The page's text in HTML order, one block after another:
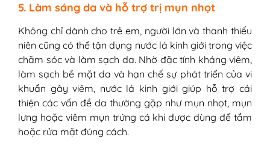
5. Làm sáng da và hỗ trợ trị mụn nhọt
Không chỉ dành cho trẻ em, người lớn và thanh thiếu
niên cũng có thể tận dụng nước lá kinh giới trong việc
chăm sóc và làm sạch da. Nhờ đặc tính kháng viêm,
làm sạch bề mặt da và hạn chế sự phát triển của vi
khuẩn gây viêm, nước lá kinh giới giúp hỗ trợ cải
thiện các vấn đề da thường gặp như mụn nhọt, mụn
lưng hoặc viêm mụn trứng cá khi được dùng để tắm
hoặc rửa mặt đúng cách.